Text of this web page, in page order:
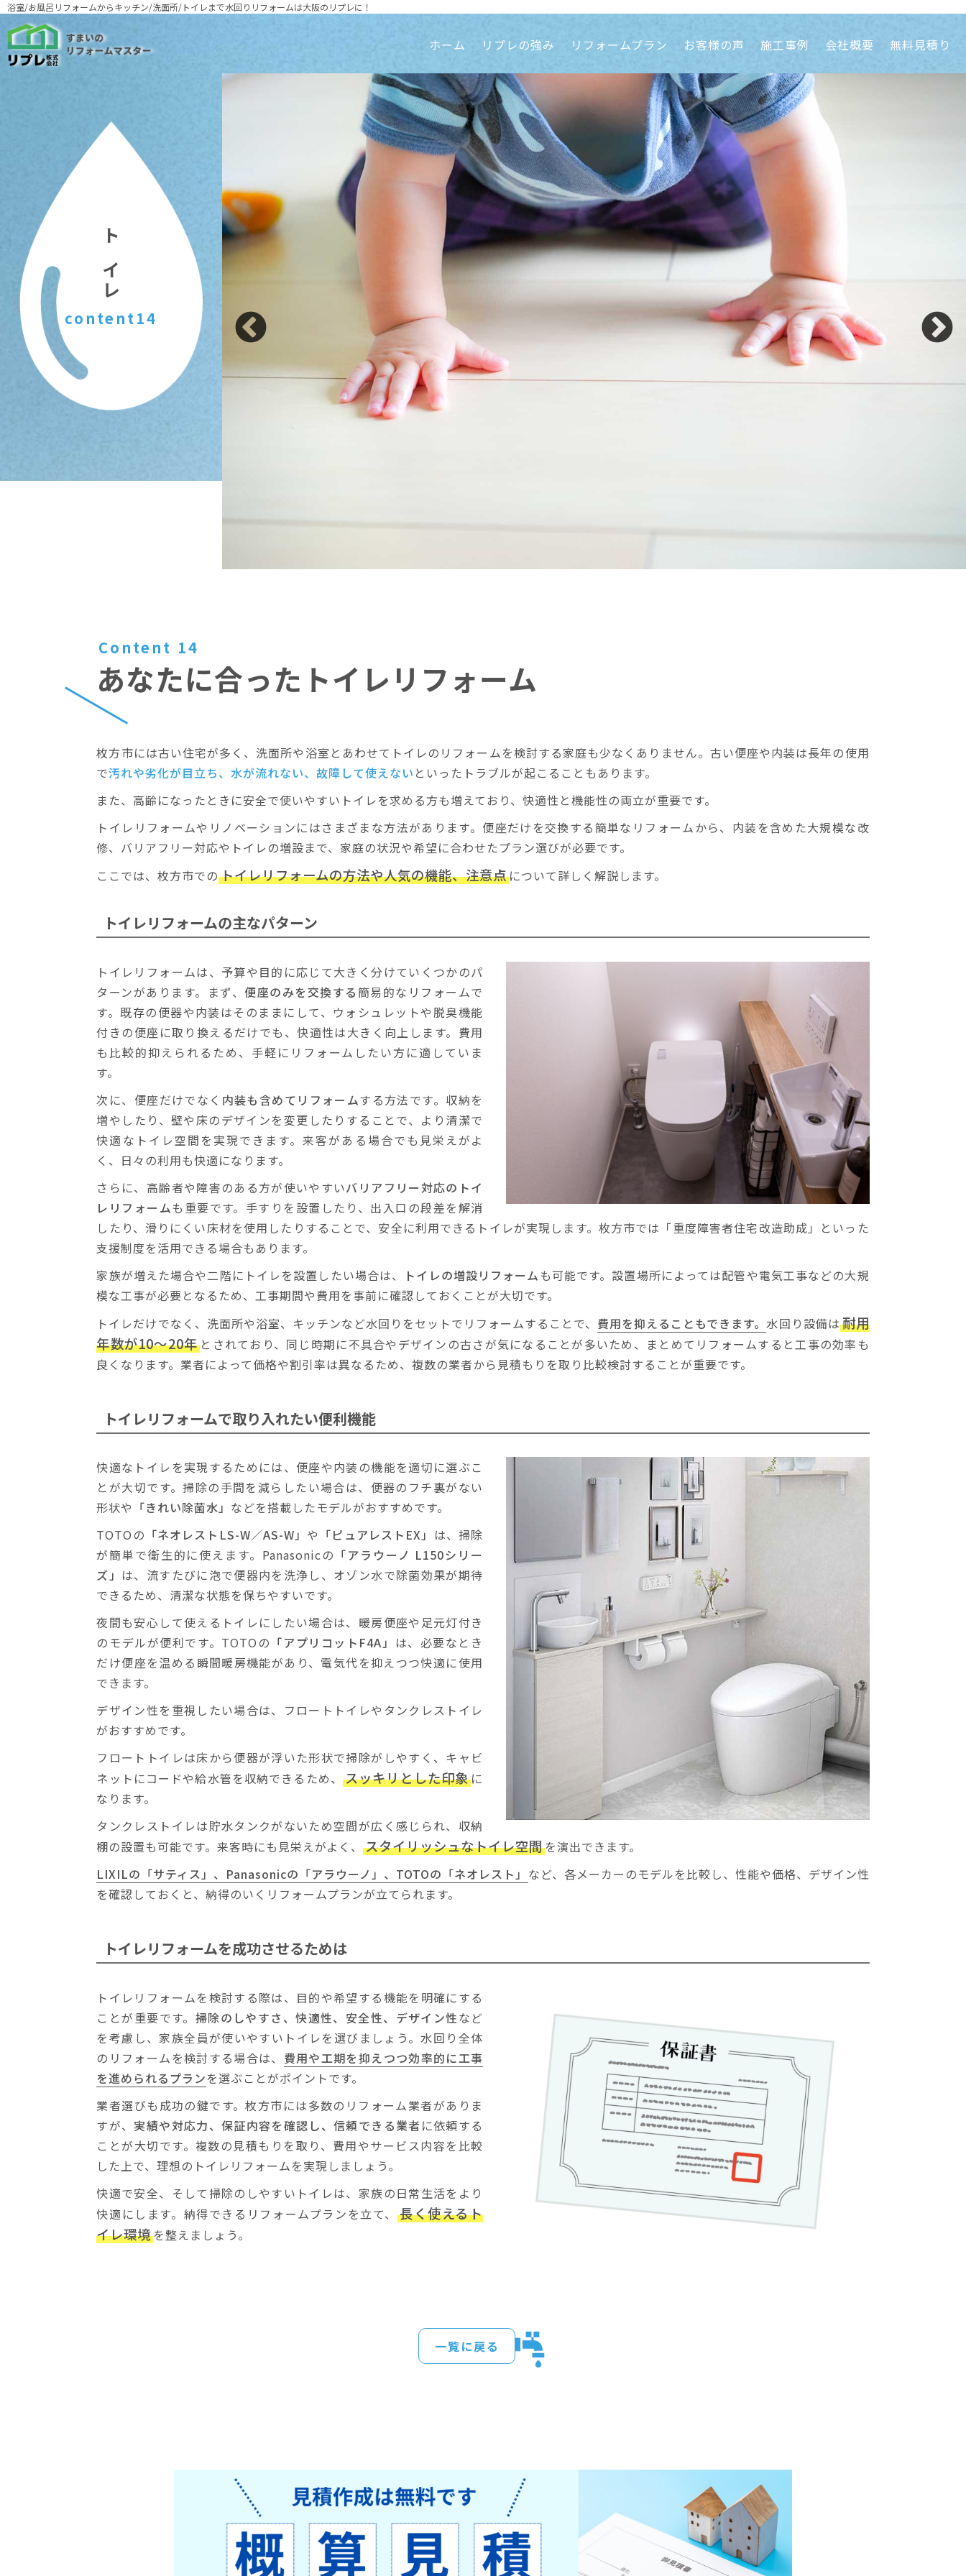
浴室/お風呂リフォームからキッチン/洗面所/トイレまで水回りリフォームは大阪のリプレに！
ホーム リプレの強み リフォームプラン お客様の声 施工事例 会社概要 無料見積り
トイレ
content14
Content 14
あなたに合ったトイレリフォーム
枚方市には古い住宅が多く、洗面所や浴室とあわせてトイレのリフォームを検討する家庭も少なくありません。古い便座や内装は長年の使用
で汚れや劣化が目立ち、水が流れない、故障して使えない といったトラブルが起こることもあります。
また、高齢になったときに安全で使いやすいトイレを求める方も増えており、快適性と機能性の両立が重要です。
トイレリフォームやリノベーションにはさまざまな方法があります。便座だけを交換する簡単なリフォームから、内装を含めた大規模な改
修、バリアフリー対応やトイレの増設まで、家庭の状況や希望に合わせたプラン選びが必要です。
ここでは、枚方市でのトイレリフォームの方法や人気の機能、注意点について詳しく解説します。
トイレリフォームの主なパターン
トイレリフォームは、予算や目的に応じて大きく分けていくつかのパ
ターンがあります。まず、便座のみを交換する 簡易的なリフォームで
す。既存の便器や内装はそのままにして、ウォシュレットや脱臭機能
付きの便座に取り換えるだけでも、快適性は大きく向上します。費用
も比較的抑えられるため、手軽にリフォームしたい方に適していま
す。
次に、便座だけでなく 内装も含めてリフォームする方法です。収納を
増やしたり、壁や床のデザインを変更したりすることで、より清潔で
快適なトイレ空間を実現できます。来客がある場合でも見栄えがよ
く、日々の利用も快適になります。
さらに、高齢者や障害のある方が使いやすいバリアフリー対応のトイ
レリフォームも重要です。手すりを設置したり、出入口の段差を解消
したり、滑りにくい床材を使用したりすることで、安全に利用できるトイレが実現します。枚方市では「重度障害者住宅改造助成」といった
支援制度を活用できる場合もあります。
家族が増えた場合や二階にトイレを設置したい場合は、
トイレの増設リフォームも可能です。設置場所によっては配管や電気工事などの大規
模な工事が必要となるため、工事期間や費用を事前に確認しておくことが大切です。
トイレだけでなく、洗面所や浴室、キッチンなど水回りをセットでリフォームすることで、 費用を抑えることもできます。水回り設備は耐用
年数が10～20年 とされており、同じ時期に不具合やデザインの古さが気になることが多いため、まとめてリフォームすると工事の効率も
良くなります。業者によって価格や割引率は異なるため、複数の業者から見積もりを取り比較検討することが重要です。
トイレリフォームで取り入れたい便利機能
快適なトイレを実現するためには、便座や内装の機能を適切に選ぶこ
とが大切です。掃除の手間を減らしたい場合は、便器のフチ裏がない
形状や 「きれい除菌水」 などを搭載したモデルがおすすめです。
TOTOの 「ネオレストLS-W／AS-W」や 「ピュアレストEX」 は、掃除
が簡単で衛生的に使えます。Panasonicの 「アラウーノ L150シリー
ズ」 は、流すたびに泡で便器内を洗浄し、オゾン水で除菌効果が期待
できるため、清潔な状態を保ちやすいです。
夜間も安心して使えるトイレにしたい場合は、暖房便座や足元灯付き
のモデルが便利です。TOTOの 「アプリコットF4A」 は、必要なとき
だけ便座を温める瞬間暖房機能があり、電気代を抑えつつ快適に使用
できます。
デザイン性を重視したい場合は、フロートトイレやタンクレストイレ
がおすすめです。
フロートトイレは床から便器が浮いた形状で掃除がしやすく、キャビ
ネットにコードや給水管を収納できるため、
スッキリとした印象 に
なります。
タンクレストイレは貯水タンクがないため空間が広く感じられ、収納
棚の設置も可能です。来客時にも見栄えがよく、スタイリッシュなトイレ空間を演出できます。
LIXILの「サティス」、Panasonicの「アラウーノ」、TOTOの「ネオレスト」 など、各メーカーのモデルを比較し、性能や価格、デザイン性
を確認しておくと、納得のいくリフォームプランが立てられます。
トイレリフォームを成功させるためは
トイレリフォームを検討する際は、目的や希望する機能を明確にする
ことが重要です。 掃除のしやすさ、快適性、安全性、デザイン性など
を考慮し、家族全員が使いやすいトイレを選びましょう。水回り全体
のリフォームを検討する場合は、 費用や工期を抑えつつ効率的に工事
を進められるプランを選ぶことがポイントです。
業者選びも成功の鍵です。枚方市には多数のリフォーム業者がありま
すが、 実績や対応力、保証内容を確認し、信頼できる業者 に依頼する
ことが大切です。複数の見積もりを取り、費用やサービス内容を比較
した上で、理想のトイレリフォームを実現しましょう。
快適で安全、そして掃除のしやすいトイレは、家族の日常生活をより
快適にします。納得できるリフォームプランを立て、
長く使えるト
イレ環境を整えましょう。
一覧に戻る